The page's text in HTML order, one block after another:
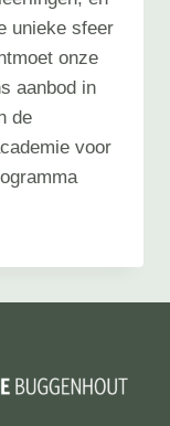
unieke sfeer
onze
aanbod in
de
voor